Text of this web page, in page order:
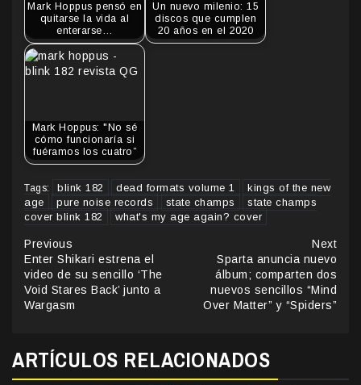
Mark Hoppus pensó en
quitarse la vida al
enterarse…
Un nuevo milenio: 15
discos que cumplen
20 años en el 2020
Mark Hoppus: "No sé
cómo funcionaría si
fuéramos los cuatro”
Tags: blink 182 dead formats volume 1
kings of the new
age
pure noise records state champs
state champs
cover blink 182
what's my age again? cover
Continue
Reading
Previous
Enter Shikari estrena el
video de su sencillo ‘The
Void Stares Back’ junto a
Wargasm
Next
Sparta anuncia nuevo
álbum; comparten dos
nuevos sencillos “Mind
Over Matter” y “Spiders”
ARTÍCULOS RELACIONADOS